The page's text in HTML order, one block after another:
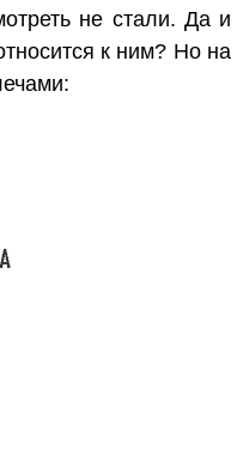
не стали. Да и
к ним? Но на